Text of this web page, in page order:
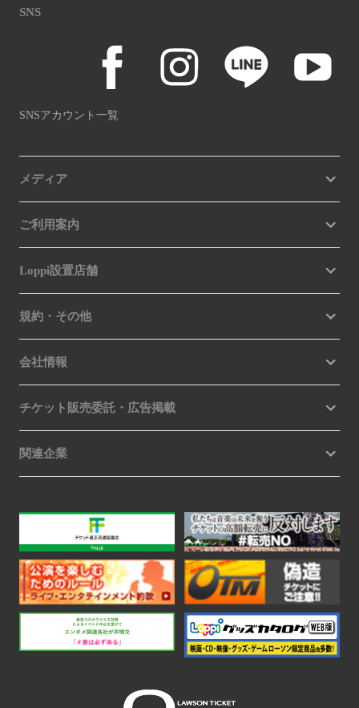
SNS
SNSアカウント一覧
メディア
ご利用案内
Loppi設置店舗
規約・その他
会社情報
チケット販売委託・広告掲載
関連企業